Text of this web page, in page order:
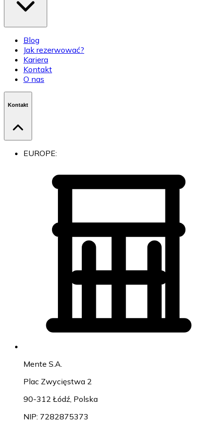
Blog
Jak rezerwować?
Kariera
Kontakt
O nas
Kontakt
EUROPE:
Mente S.A.
Plac Zwycięstwa 2
90-312 Łódź, Polska
NIP: 7282875373